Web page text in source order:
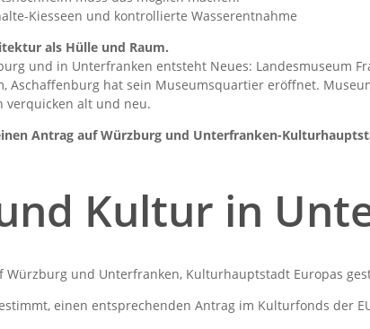
Kiesseen und kontrollierte Wasserentnahme
als Hülle und Raum.
und in Unterfranken entsteht Neues: Landesmuseum
Aschaffenburg hat sein Museumsquartier eröffnet.
verquicken alt und neu.
Antrag auf Würzburg und Unterfranken-
Kultur in
Würzburg und Unterfranken, Kulturhauptstadt Europas
einen entsprechenden Antrag im Kulturfonds der